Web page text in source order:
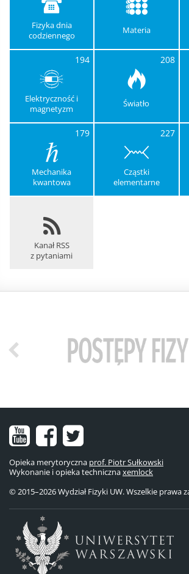
Fizyka dnia
codziennego
Materia
194
Elektryczność i
magnetyzm
208
Światło
179
Mechanika
kwantowa
227
Cząstki
elementarne
Kanał RSS
z pytaniami
Nasz
kanał
na
YouTube
Nasz
fanpage
na
Facebooku
Nasze
konto
na
Twitterze
Opieka merytoryczna prof. Piotr Sułkowski
Wykonanie i opieka technicznaxemlock
© 2015–2026 Wydział Fizyki UW. Wszelkie prawa